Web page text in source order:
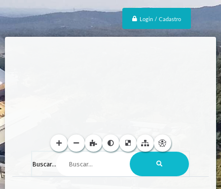
Login / Cadastro
Buscar...